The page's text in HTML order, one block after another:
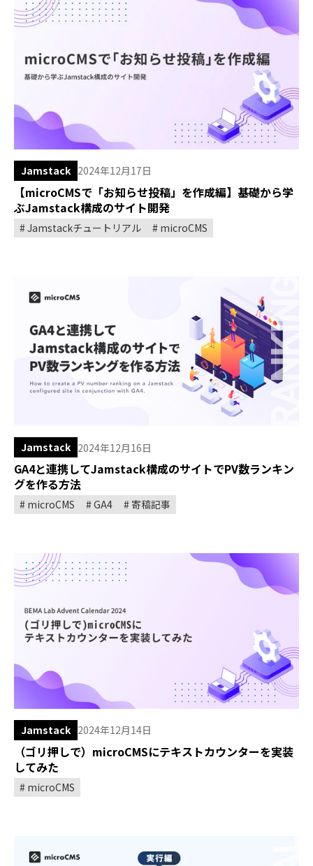
Jamstack 2024年12月17日
【microCMSで「お知らせ投稿」を作成編】基礎から学
ぶJamstack構成のサイト開発
Jamstackチュートリアル microCMS
Jamstack 2024年12月16日
GA4と連携してJamstack構成のサイトでPV数ランキン
グを作る方法
microCMS GA4 寄稿記事
Jamstack 2024年12月14日
（ゴリ押しで）microCMSにテキストカウンターを実装
してみた
microCMS